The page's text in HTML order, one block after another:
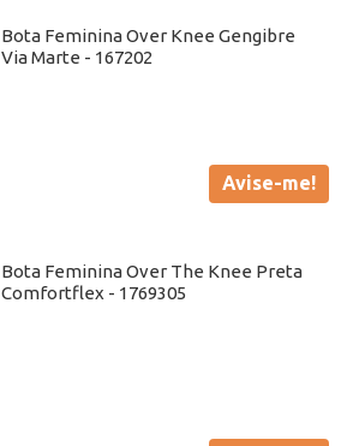
Bota Feminina Over Knee Gengibre
Via Marte - 167202
Avise-me!
Bota Feminina Over The Knee Preta
Comfortflex - 1769305